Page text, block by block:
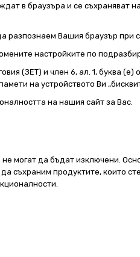
в браузъра и се съхраняват
разпознаем Вашия браузър
настройките по
(ЗЕТ) и член 6, ал. 1, буква
на устройството Ви
на нашия сайт за Вас.
да бъдат изключени.
съхраним продуктите, които